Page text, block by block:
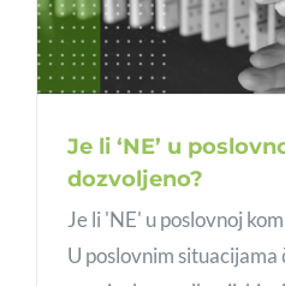
Je li ‘NE’ u
dozvoljeno?
Je li 'NE' u poslovnoj
U poslovnim situacijama